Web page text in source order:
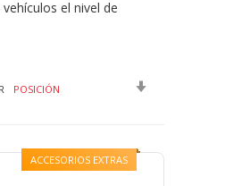
el nivel de
ACCESORIOS EXTRAS